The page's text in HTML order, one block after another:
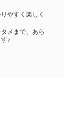
やすく楽しく
メまで、あら
♪